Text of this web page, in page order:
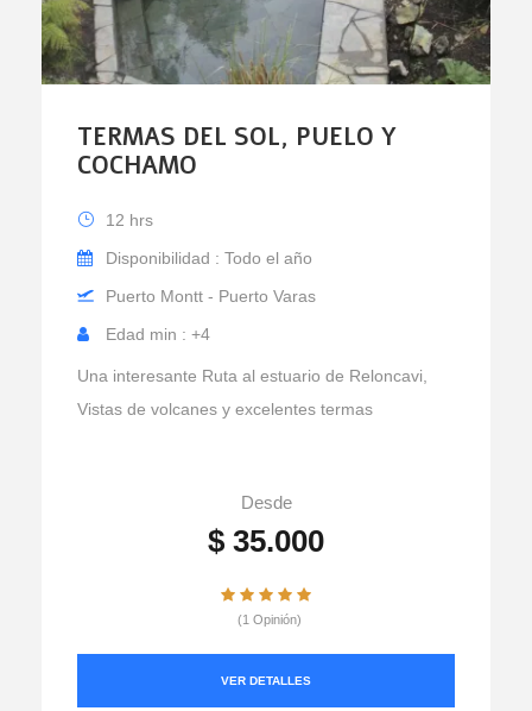
TERMAS DEL SOL, PUELO Y
COCHAMO
12 hrs
Disponibilidad : Todo el año
Puerto Montt - Puerto Varas
Edad min : +4
Una interesante Ruta al estuario de Reloncavi,
Vistas de volcanes y excelentes termas
Desde
$ 35.000
(1 Opinión)
VER DETALLES